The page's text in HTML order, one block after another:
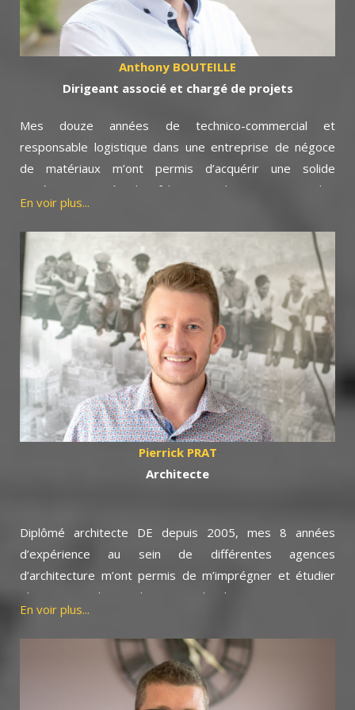
La satisfaction de nos clients a toujours été notre
ambition et nous permet de travailler dans un climat de
confiance. Elle résulte d’une exigence permanente, d’un
savoir-faire que nous partageons avec mes collègues.
Anthony BOUTEILLE
Dirigeant associé et chargé de projets
Mes douze années de technico-commercial et
responsable logistique dans une entreprise de négoce
de matériaux m’ont permis d’acquérir une solide
expérience auprès des fabricants, des artisans et des
professionnels du bâtiment.
Ces connaissances m’aident aujourd’hui à comprendre et
à répondre au mieux à vos interrogations qu’elles soient
d’ordre techniques ou financières voir organisationnelles
pour vous conseiller et concrétiser votre projet.
Le savoir-faire acquis auprès d’Alain Goutagny, m’a
également permis d’intégrer toutes les facettes
réglementaires, administratives, urbanistiques et
environnementales nécessaires pour élaborer ensemble
votre projet.
En voir plus...
Pierrick PRAT
Architecte
Diplômé architecte DE depuis 2005, mes 8 années
d’expérience au sein de différentes agences
d’architecture m’ont permis de m’imprégner et étudier
plusieurs typologies de projets d’architecture mais aussi
de concevoir de nombreux projets dans le secteur de
l’habitat. Fort de ceci, j’ai créé mon entreprise Pierrick
PRAT Architecte en 2012.
Avec Bati Travaux Conseil, nous travaillons en lien
permanent au sein des mêmes locaux afin de définir et
En voir plus...